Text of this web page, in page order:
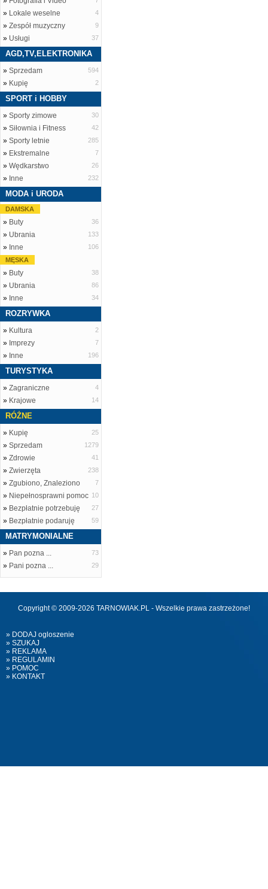
» Lokale weselne 4
» Zespół muzyczny 9
» Usługi 37
AGD,TV,ELEKTRONIKA
» Sprzedam 594
» Kupię 2
SPORT i HOBBY
» Sporty zimowe 30
» Siłownia i Fitness 42
» Sporty letnie 285
» Ekstremalne 7
» Wędkarstwo 26
» Inne 232
MODA i URODA
DAMSKA
» Buty 36
» Ubrania 133
» Inne
106
MĘSKA
» Buty 38
» Ubrania 86
» Inne 34
ROZRYWKA
» Kultura 2
» Imprezy 7
» Inne 196
TURYSTYKA
» Zagraniczne 4
» Krajowe 14
RÓŻNE
» Kupię 25
» Sprzedam 1279
» Zdrowie 41
» Zwierzęta 238
» Zgubiono, Znaleziono 7
» Niepełnosprawni pomoc 10
» Bezpłatnie potrzebuję 27
» Bezpłatnie podaruję 59
MATRYMONIALNE
» Pan pozna ... 73
» Pani pozna ... 29
Copyright © 2009-2026 TARNOWIAK.PL - Wszelkie prawa zastrzeżone!
» DODAJ ogloszenie
» SZUKAJ
» REKLAMA
» REGULAMIN
» POMOC
» KONTAKT